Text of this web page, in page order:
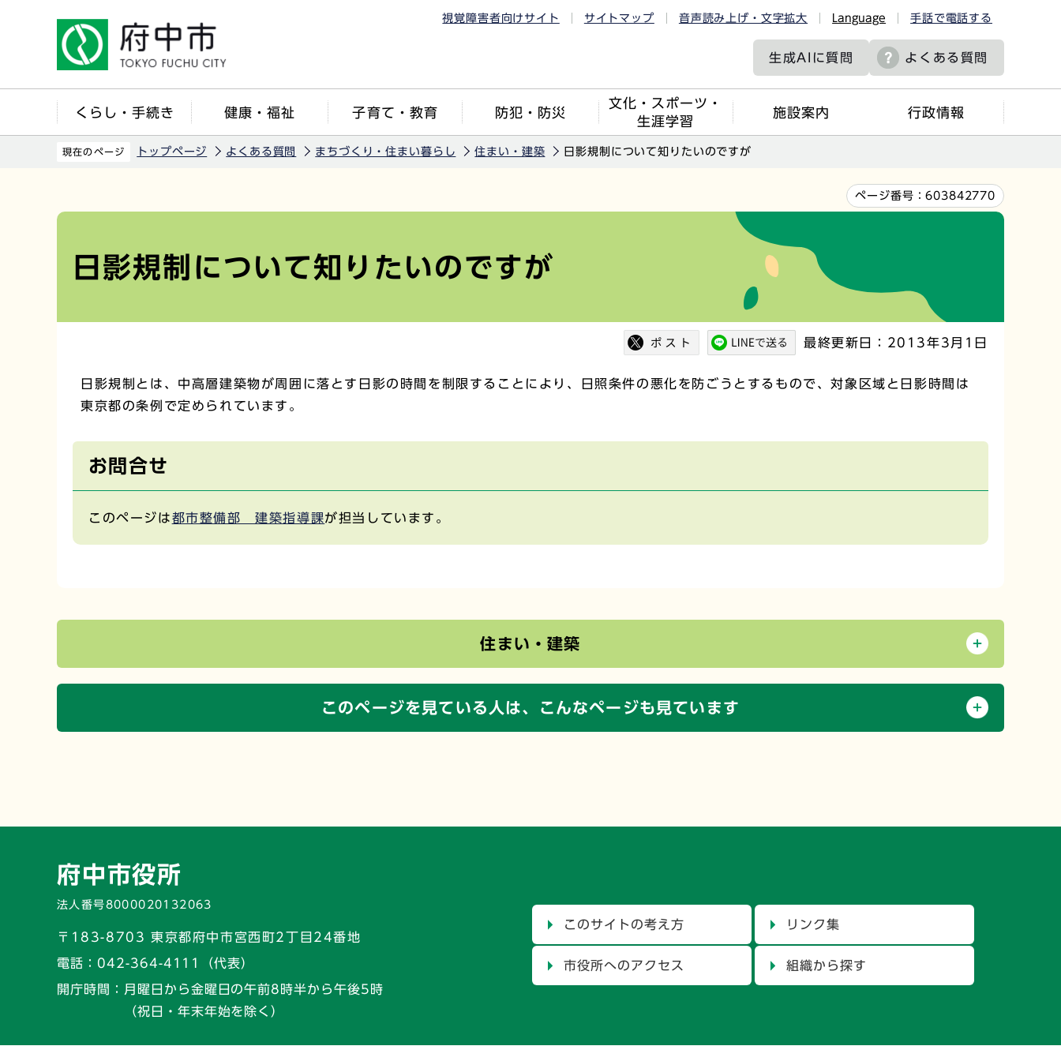
視覚障害者向けサイト サイトマップ 音声読み上げ・文字拡大 Language 手話で電話する
生成AIに質問 よくある質問
くらし・手続き 健康・福祉 子育て・教育 防犯・防災
文化・スポーツ・
生涯学習
施設案内 行政情報
現在のページ トップページ よくある質問 まちづくり・住まい暮らし 住まい・建築 日影規制について知りたいのですが
ページ番号：603842770
日影規制について知りたいのですが
最終更新日：2013年3月1日
日影規制とは、中高層建築物が周囲に落とす日影の時間を制限することにより、日照条件の悪化を防ごうとするもので、対象区域と日影時間は
東京都の条例で定められています。
お問合せ
このページは都市整備部 建築指導課が担当しています。
住まい・建築
このページを見ている人は、 こんなページも見ています
府中市役所
法人番号8000020132063
〒183-8703 東京都府中市宮西町2丁目24番地
電話： 042-364-4111（代表）
開庁時間：
月曜日から金曜日の午前8時半から午後5時
（祝日・年末年始を除く）
このサイトの考え方 リンク集
市役所へのアクセス 組織から探す